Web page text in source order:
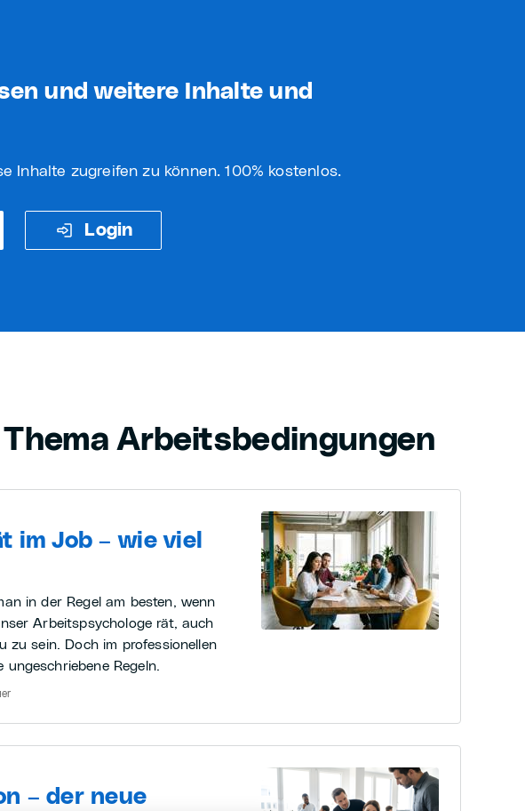
und weitere Inhalte und
Inhalte zugreifen zu können. 100% kostenlos.
Login
Arbeitsbedingungen
im Job – wie viel
in der Regel am besten, wenn
Arbeitspsychologe rät, auch
zu sein. Doch im professionellen
ungeschriebene Regeln.
– der neue